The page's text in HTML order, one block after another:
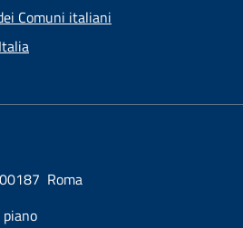
Comuni italiani
Roma